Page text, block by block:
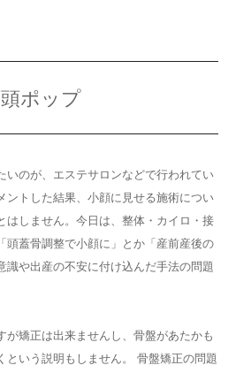
ポップ
いのが、エステサロンなどで行われてい
ントした結果、小顔に見せる施術につい
はしません。今日は、整体・カイロ・接
頭蓋骨調整で小顔に」とか「産前産後の
識や出産の不安に付け込んだ手法の問題
が矯正は出来ませんし、骨盤があたかも
という説明もしません。 骨盤矯正の問題